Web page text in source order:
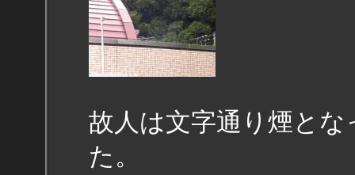
故人は文字通り煙と
た。